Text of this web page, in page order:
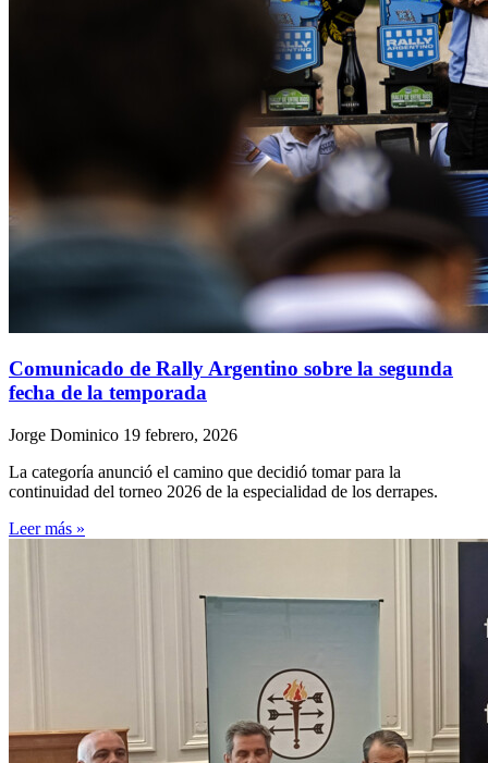
Comunicado de Rally Argentino sobre la segunda
fecha de la temporada
Jorge Dominico 19 febrero, 2026
La categoría anunció el camino que decidió tomar para la
continuidad del torneo 2026 de la especialidad de los derrapes.
Leer más »